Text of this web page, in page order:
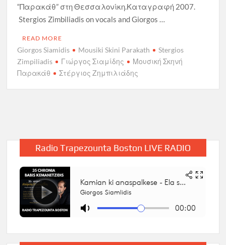
“Παρακάθ” στη Θεσσαλονίκη.Καταγραφή 2007.
Stergios Zimbiliadis on vocals and Giorgos …
READ MORE
Giorgos Siamidis Mousiki Skini Parakath
Stergios
Zimpiliadis
Γιώργος Σιαμίδης
Μουσική Σκηνή
Παρακάθ
Στέργιος Ζημπιλιάδης
Radio Trapezounta Boston LIVE RADIO